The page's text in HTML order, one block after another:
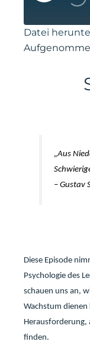
Amazon
TEILEN
Datei
„Aus
– Gustav
Diese Episode
Psychologie des
schauen uns an,
Wachstum dienen
Herausforderung,
finden.